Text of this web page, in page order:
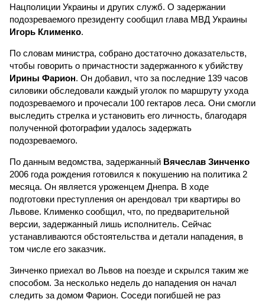
Нацполиции Украины и других служб. О задержании
подозреваемого президенту сообщил глава МВД Украины
Игорь Клименко.
По словам министра, собрано достаточно доказательств,
чтобы говорить о причастности задержанного к убийству
Ирины Фарион. Он добавил, что за последние 139 часов
силовики обследовали каждый уголок по маршруту ухода
подозреваемого и прочесали 100 гектаров леса. Они смогли
выследить стрелка и установить его личность, благодаря
полученной фотографии удалось задержать
подозреваемого.
По данным ведомства, задержанный Вячеслав Зинченко
2006 года рождения готовился к покушению на политика 2
месяца. Он является уроженцем Днепра. В ходе
подготовки преступления он арендовал три квартиры во
Львове. Клименко сообщил, что, по предварительной
версии, задержанный лишь исполнитель. Сейчас
устанавливаются обстоятельства и детали нападения, в
том числе его заказчик.
Зинченко приехал во Львов на поезде и скрылся таким же
способом. За несколько недель до нападения он начал
следить за домом Фарион. Соседи погибшей не раз